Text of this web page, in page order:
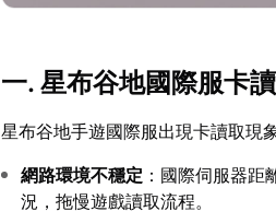
一. 星布谷地國際服卡
星布谷地手遊國際服出現卡讀取現
網路環境不穩定 ：國際伺服器
況，拖慢遊戲讀取流程。